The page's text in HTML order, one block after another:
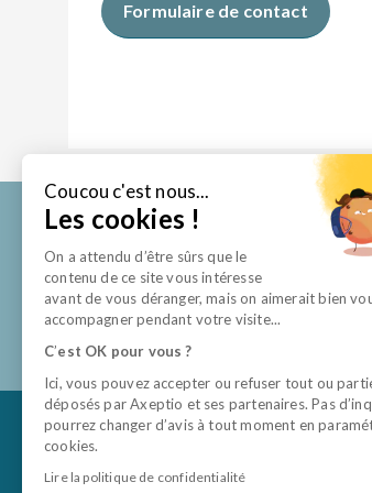
Coucou c'est nous...
Les cookies !
On a attendu d’être sûrs que le
contenu de ce site vous intéresse
avant de vous déranger, mais on aimerait bien
accompagner pendant votre visite...
C’est OK pour vous ?
Ici, vous pouvez accepter ou refuser tout ou
déposés par Axeptio et ses partenaires. Pas
pourrez changer d’avis à tout moment en
cookies.
Lire la politique de confidentialité
Formulaire de contact